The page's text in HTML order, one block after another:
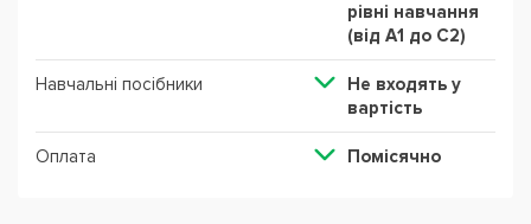
рівні навчання
(від А1 до С2)
Навчальні посібники
Не входять у
вартість
Оплата Помісячно